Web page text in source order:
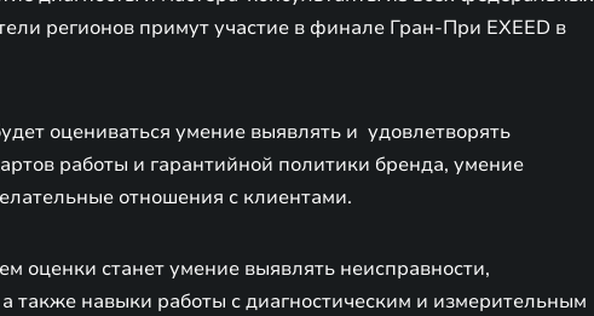
регионов примут участие в финале Гран-При EXEED в
оцениваться умение выявлять и удовлетворять
работы и гарантийной политики бренда, умение
отношения с клиентами.
оценки станет умение выявлять неисправности,
также навыки работы с диагностическим и измерительным